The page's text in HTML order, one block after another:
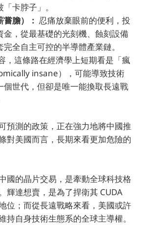
卡脖子」。
膽）： 忍痛放棄眼前的便利，投
金，從最基礎的光刻機、蝕刻設備
全自主可控的半導體產業鏈。
，這條路在經濟學上短期看是「瘋
insane），可能導致技術
個世代，但卻是唯一能換取長遠戰
預測的政策，正在強力地將中國推
美國而言，長期來看更加危險的
國的晶片交易，是牽動全球科技格
輝達想賣，是為了捍衛其 CUDA
位；而從長遠戰略來看，美國或許
持自身技術生態系的全球主導權。